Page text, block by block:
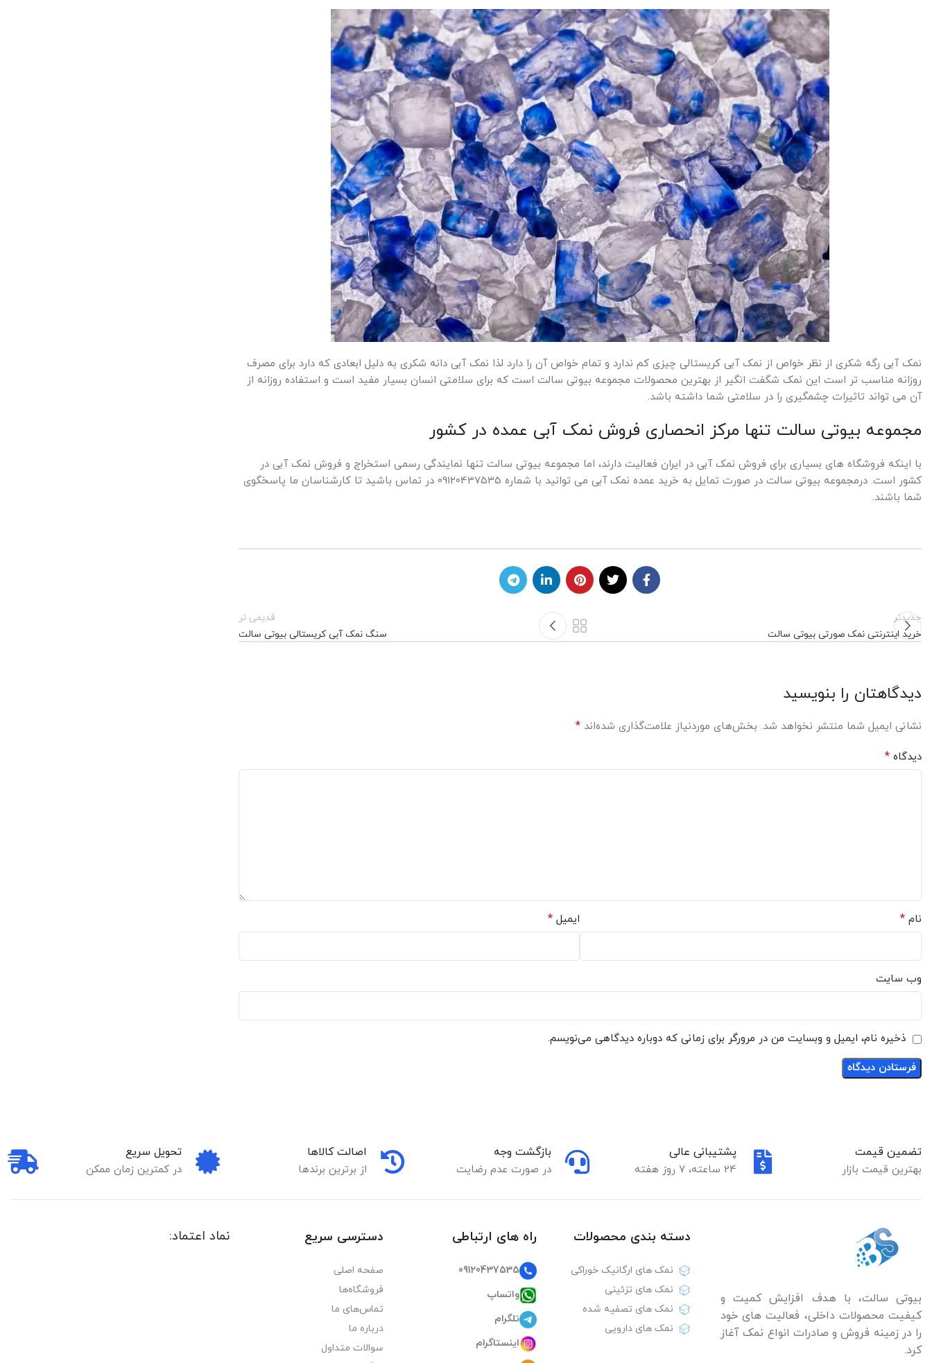
نمک آبی رگه شکری از نظر خواص از نمک آبی کریستالی چیزی کم ندارد و تمام خواص آن را دارد لذا نمک آبی دانه شکری به دلیل ابعادی که دارد برای مصرف
روزانه مناسب تر است این نمک شگفت انگیر از بهترین محصولات مجموعه بیوتی سالت است که برای سلامتی انسان بسیار مفید است و استفاده روزانه از
آن می تواند تاثیرات چشمگیری را در سلامتی شما داشته باشد.
مجموعه بیوتی سالت تنها مرکز انحصاری فروش نمک آبی عمده در کشور
با اینکه فروشگاه های بسیاری برای فروش نمک آبی در ایران فعالیت دارند، اما مجموعه بیوتی سالت تنها نمایندگی رسمی استخراج و فروش نمک آبی در
کشور است. درمجموعه بیوتی سالت در صورت تمایل به خرید عمده نمک آبی می توانید با شماره 09120437535
در تماس باشید تا کارشناسان ما پاسخگوی
شما باشند.
جدیدتر
خرید اینترنتی نمک صورتی بیوتی سالت
قدیمی تر
سنگ نمک آبی کریستالی بیوتی سالت
دیدگاهتان را بنویسید
نشانی ایمیل شما منتشر نخواهد شد. بخش‌های موردنیاز علامت‌گذاری شده‌اند *
دیدگاه *
نام * ایمیل *
وب‌ سایت
ذخیره نام، ایمیل و وبسایت من در مرورگر برای زمانی که دوباره دیدگاهی می‌نویسم.
تضمین قیمت
بهترین قیمت بازار
پشتیبانی عالی
24 ساعته، 7 روز هفته
بازگشت وجه
در صورت عدم رضایت
اصالت کالاها
از برترین برندها
تحویل سریع
در کمترین زمان ممکن
بیوتی سالت، با هدف افزایش کمیت و
کیفیت محصولات داخلی، فعالیت های خود
را در زمینه فروش و صادرات انواع نمک آغاز
کرد.
دسته بندی‌ محصولات
نمک های ارگانیک خوراکی
نمک های تزئینی
نمک های تصفیه شده
نمک های دارویی
راه های ارتباطی
09120437535
واتساپ
تلگرام
اینستاگرام
دسترسی سریع
صفحه اصلی
فروشگاه‌ها
تماس‌های ما
درباره ما
سوالات متداول
نماد اعتماد: